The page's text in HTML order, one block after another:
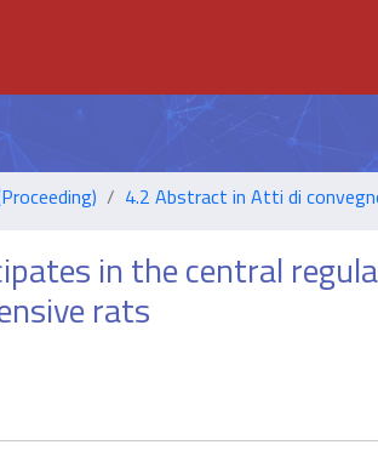
4.2 Abstract in Atti di
in the central
rats